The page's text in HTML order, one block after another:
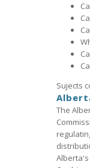
Sujects
The